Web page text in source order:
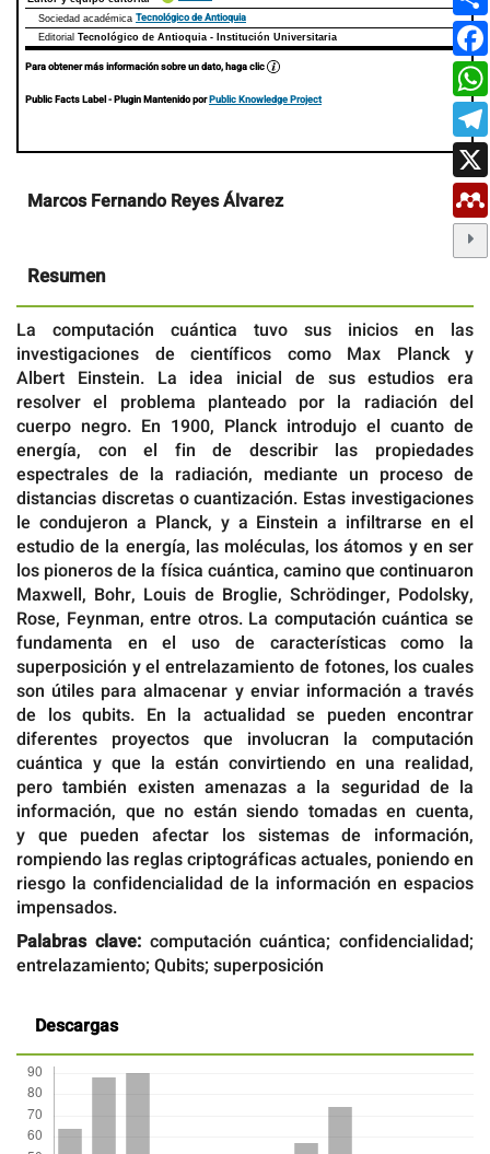
Sociedad académica Tecnológico de Antioquia
Editorial Tecnológico de Antioquia - Institución Universitaria
Para obtener más información sobre un dato, haga clic
Public Facts Label- Plugin Mantenido porPublic Knowledge Project
Contenido
Marcos Fernando Reyes Álvarez
Resumen
La computación cuántica tuvo sus inicios en las
investigaciones de científicos como Max Planck y
Albert Einstein. La idea inicial de sus estudios era
resolver el problema planteado por la radiación del
cuerpo negro. En 1900, Planck introdujo el cuanto de
energía, con el fin de describir las propiedades
espectrales de la radiación, mediante un proceso de
distancias discretas o cuantización. Estas investigaciones
le condujeron a Planck, y a Einstein a infiltrarse en el
estudio de la energía, las moléculas, los átomos y en ser
los pioneros de la física cuántica, camino que continuaron
Maxwell, Bohr, Louis de Broglie, Schrödinger, Podolsky,
Rose, Feynman, entre otros. La computación cuántica se
fundamenta en el uso de características como la
superposición y el entrelazamiento de fotones, los cuales
son útiles para almacenar y enviar información a través
de los qubits. En la actualidad se pueden encontrar
diferentes proyectos que involucran la computación
cuántica y que la están convirtiendo en una realidad,
pero también existen amenazas a la seguridad de la
información, que no están siendo tomadas en cuenta,
y que pueden afectar los sistemas de información,
rompiendo las reglas criptográficas actuales, poniendo en
riesgo la confidencialidad de la información en espacios
impensados.
Palabras clave:computación cuántica; confidencialidad;
entrelazamiento; Qubits; superposición
Descargas